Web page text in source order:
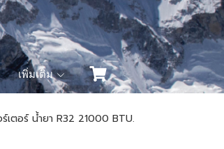
เพิ่มเติม
เตอร์ น้ำยา R32 21000 BTU.